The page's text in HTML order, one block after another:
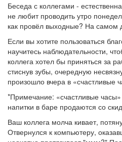
Беседа с коллегами -
не любит проводить утро
как провёл выходные? На самом
Если вы хотите пользоваться
научитесь наблюдательности,
коллега хотел бы приняться за
стиснув зубы, очередную
произошло вчера в «счастливые
*Примечание: «счастливые
напитки в баре продаются со
Ваш коллега молча кивает,
Отвернулся к компьютеру,